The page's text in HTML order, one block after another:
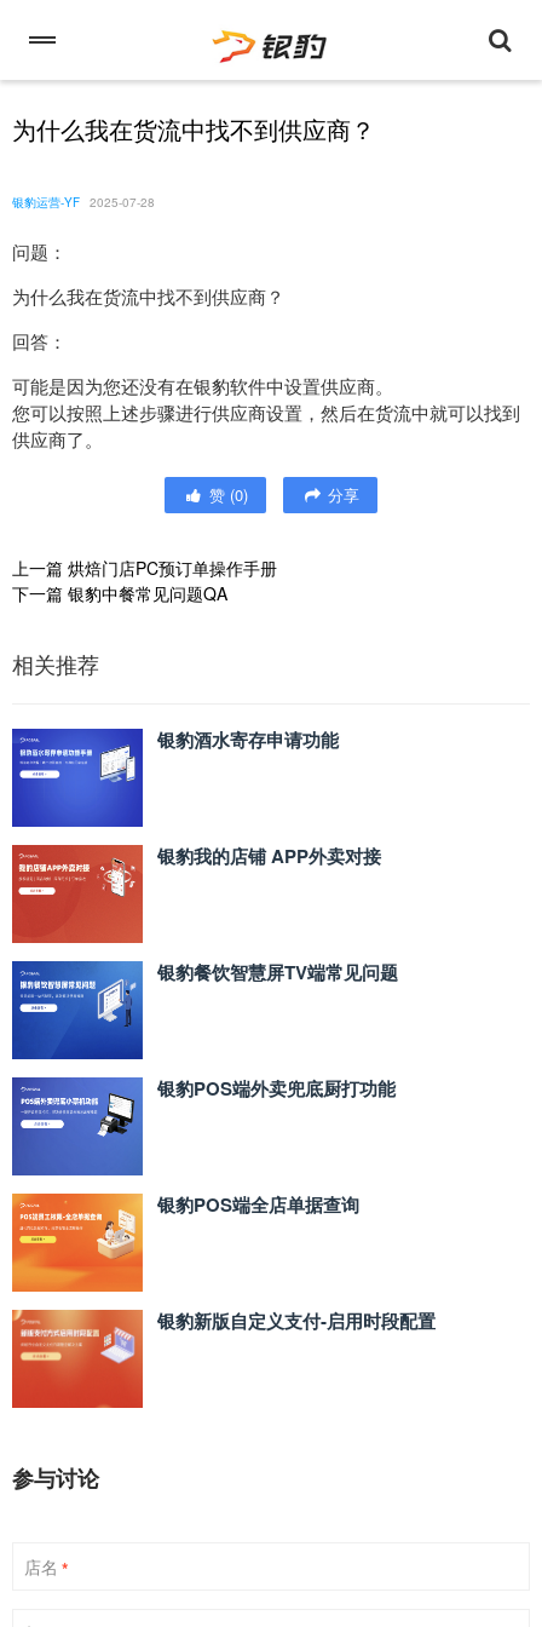
为什么我在货流中找不到供应商？
银豹运营-YF 2025-07-28
问题：
为什么我在货流中找不到供应商？
回答：
可能是因为您还没有在银豹软件中设置供应商。
您可以按照上述步骤进行供应商设置，然后在货流中就可以找到
供应商了。
赞 (0) 分享
上一篇 烘焙门店PC预订单操作手册
下一篇 银豹中餐常见问题QA
相关推荐
银豹酒水寄存申请功能
银豹我的店铺 APP外卖对接
银豹餐饮智慧屏TV端常见问题
银豹POS端外卖兜底厨打功能
银豹POS端全店单据查询
银豹新版自定义支付‑启用时段配置
参与讨论
店名 *